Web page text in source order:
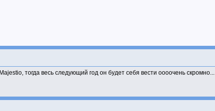
тогда весь следующий год он будет себя вести оооочень скромно...